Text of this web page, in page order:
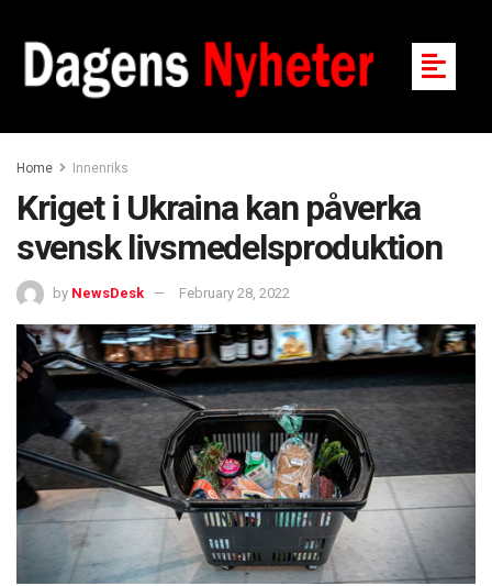
Home Innenriks
Kriget i Ukraina kan påverka
svensk livsmedelsproduktion
by NewsDesk February 28, 2022